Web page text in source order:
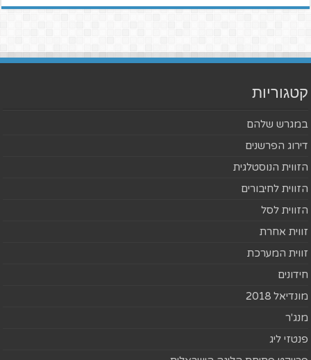
קטגוריות
במגרש שלהם
דירוג הפרשנים
הזווית הנוסטלגית
הזווית לחיבורים
הזווית לסל
זווית אחרת
זווית המערכת
חידונים
מונדיאל 2018
מנג'ר
פנטזי ליג